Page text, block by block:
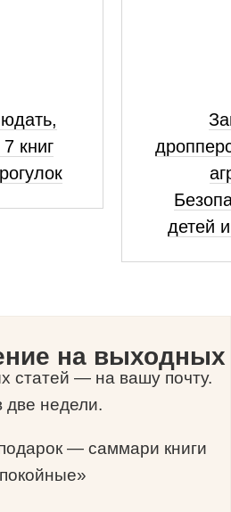
книг
детей
на выходных
статей — на вашу почту.
две недели.
— саммари книги